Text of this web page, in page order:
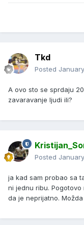
Tkd
Posted
A ovo sto se sprdaju
zavaravanje ljudi ili?
Posted
ja kad sam probao sa
ni jednu ribu.
da je neprijatno.